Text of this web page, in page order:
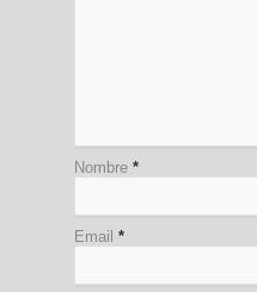
Nombre *
Email *